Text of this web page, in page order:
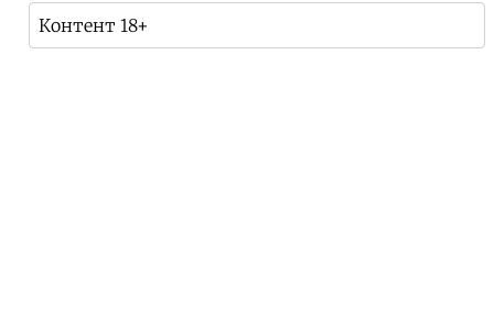
Контент 18+